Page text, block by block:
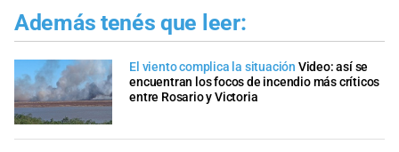
Además tenés que leer:
El viento complica la situación Video: así se
encuentran los focos de incendio más críticos
entre Rosario y Victoria